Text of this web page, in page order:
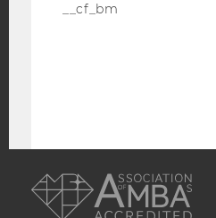
ACCREDITED BY:
AMBA
__cf_bm